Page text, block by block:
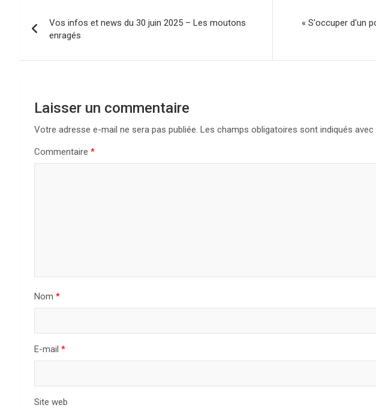
v
Vos infos et news du 30 juin 2025 – Les moutons
enragés
« S'occuper d'un
Laisser un commentaire
Votre adresse e-mail ne sera pas publiée. Les champs obligatoires sont indiqués avec
Commentaire *
Nom *
E-mail *
Site web